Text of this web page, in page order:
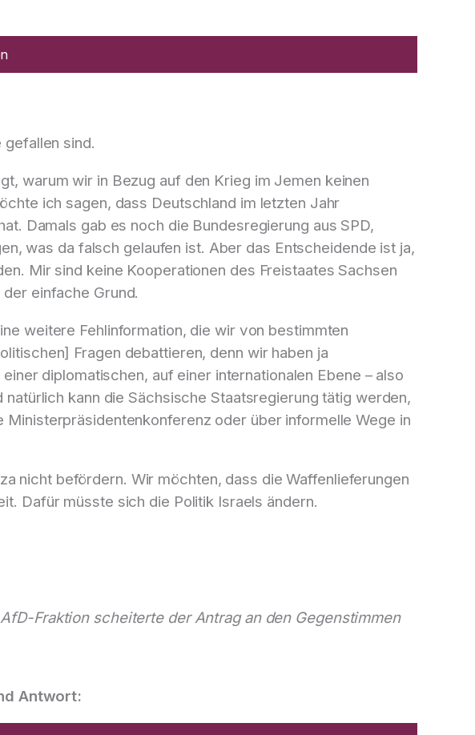
sind.
warum wir in Bezug auf den Krieg im Jemen keinen
ich sagen, dass Deutschland im letzten Jahr
Damals gab es noch die Bundesregierung aus SPD,
was da falsch gelaufen ist. Aber das Entscheidende ist ja,
Mir sind keine Kooperationen des Freistaates Sachsen
einfache Grund.
weitere Fehlinformation, die wir von bestimmten
Fragen debattieren, denn wir haben ja
diplomatischen, auf einer internationalen Ebene – also
kann die Sächsische Staatsregierung tätig werden,
oder über informelle Wege in
nicht befördern. Wir möchten, dass die Waffenlieferungen
Dafür müsste sich die Politik Israels ändern.
Fraktion scheiterte der Antrag an den Gegenstimmen
Antwort: